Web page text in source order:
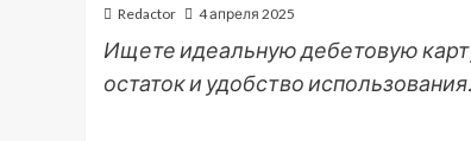
Redactor 4 апреля 2025
Ищете идеальную дебетовую
остаток и удобство